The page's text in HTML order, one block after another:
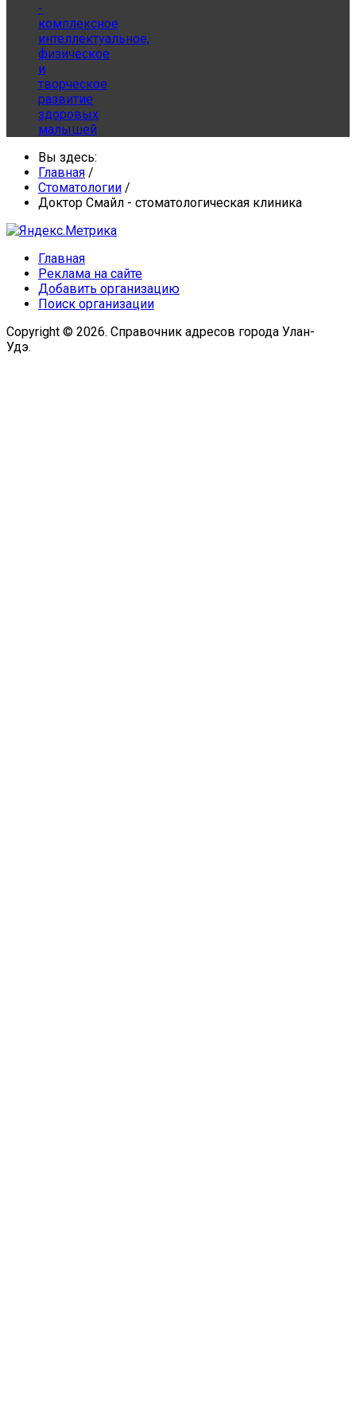
-
комплексное
интеллектуальное,
физическое
и
творческое
развитие
здоровых
малышей
Вы здесь:
Главная /
Стоматологии /
Доктор Смайл - стоматологическая клиника
Главная
Реклама на сайте
Добавить организацию
Поиск организации
Copyright © 2026. Справочник адресов города Улан-
Удэ.